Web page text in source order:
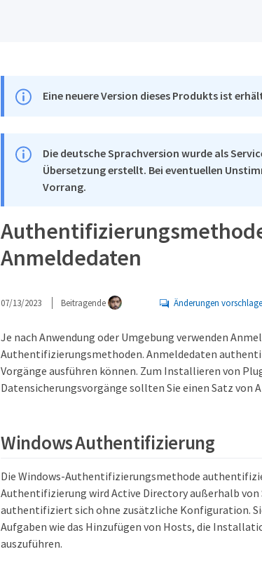
Eine neuere Version dieses Produkts ist
Die deutsche Sprachversion wurde als
Übersetzung erstellt. Bei eventuellen
Vorrang.
Anmeldedaten
07/13/2023 Beitragende Änderungen
Je nach Anwendung oder Umgebung verwenden
Authentifizierungsmethoden. Anmeldedaten
Vorgänge ausführen können. Zum Installieren von
Datensicherungsvorgänge sollten Sie einen Satz
Windows Authentifizierung
Die Windows-Authentifizierungsmethode
Authentifizierung wird Active Directory außerhalb
authentifiziert sich ohne zusätzliche Konfiguration.
Aufgaben wie das Hinzufügen von Hosts, die
auszuführen.